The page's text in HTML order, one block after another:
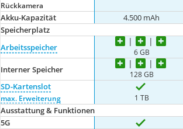
Rückkamera
Akku-Kapazität 4.500 mAh
Speicherplatz
Arbeitsspeicher
6 GB
Interner Speicher 128 GB
SD-Kartenslot
max. Erweiterung 1 TB
Ausstattung & Funktionen
5G